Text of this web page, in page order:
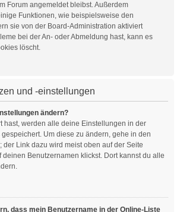
Forum angemeldet bleibst. Außerdem
Funktionen, wie beispielsweise den
sie von der Board-Administration aktiviert
bei der An- oder Abmeldung hast, kann es
löscht.
und -einstellungen
ändern?
hast, werden alle deine Einstellungen in der
Um diese zu ändern, gehe in den
der Link dazu wird meist oben auf der Seite
Benutzernamen klickst. Dort kannst du alle
dass mein Benutzername in der Online-Liste